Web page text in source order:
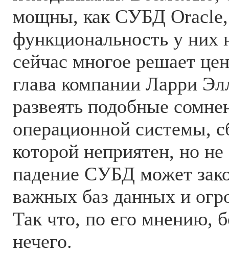
мощны, как СУБД
функциональность у них
сейчас многое решает
глава компании Ларри
развеять подобные
операционной системы,
которой неприятен, но
падение СУБД может
важных баз данных и
Так что, по его мнению,
нечего.